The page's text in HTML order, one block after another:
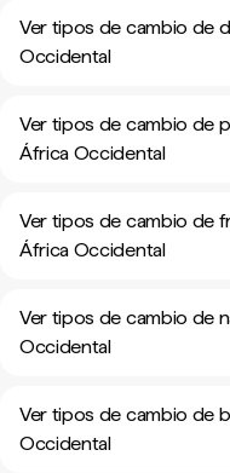
Ver tipos de cambio de
Occidental
Ver tipos de cambio de
África Occidental
Ver tipos de cambio de
África Occidental
Ver tipos de cambio de
Occidental
Ver tipos de cambio de
Occidental